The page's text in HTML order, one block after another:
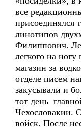
все
присоединялся
линотипов
Филиппович.
легкого на
магазин за
отделе писем
закусывали и
тот день
Чехословакии.
войск. После